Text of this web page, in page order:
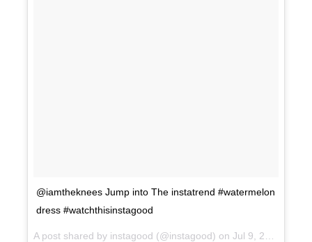
@iamtheknees Jump into The instatrend #watermelon
dress #watchthisinstagood
A post shared by instagood (@instagood) on Jul 9, 2017 at 6:31am PDT